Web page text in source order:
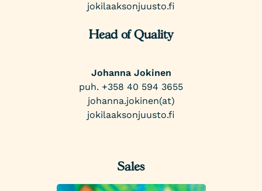
jokilaaksonjuusto.fi
Head of Quality
Johanna Jokinen
puh. +358 40 594 3655
johanna.jokinen(at)
jokilaaksonjuusto.fi
Sales